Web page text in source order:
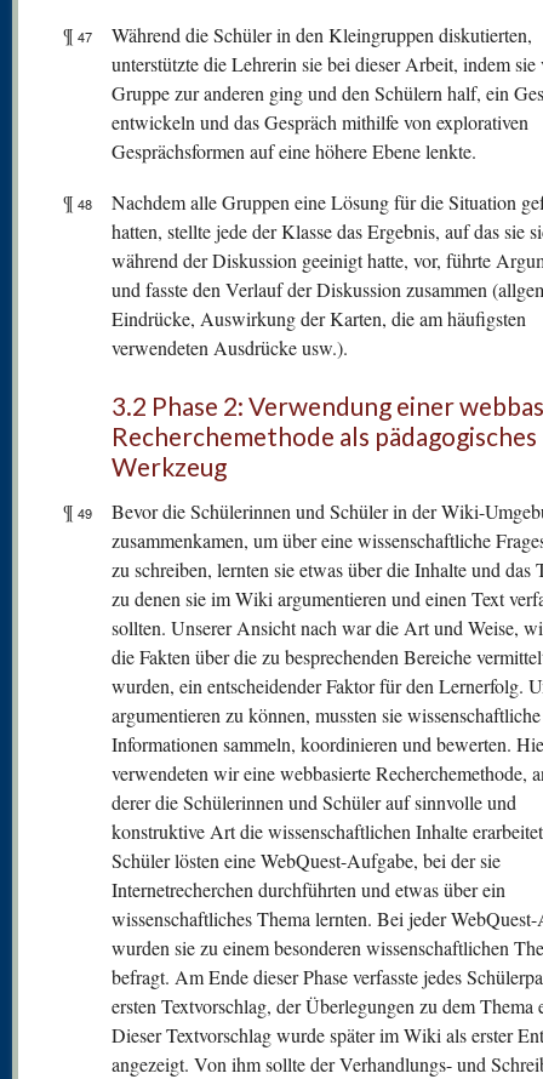
¶ 47
Während die Schüler in den Kleingruppen diskutierten,
unterstützte die Lehrerin sie bei dieser Arbeit, indem sie
Gruppe zur anderen ging und den Schülern half, ein
entwickeln und das Gespräch mithilfe von explorativen
Gesprächsformen auf eine höhere Ebene lenkte.
¶ 48
Nachdem alle Gruppen eine Lösung für die Situation
hatten, stellte jede der Klasse das Ergebnis, auf das sie
während der Diskussion geeinigt hatte, vor, führte
und fasste den Verlauf der Diskussion zusammen
Eindrücke, Auswirkung der Karten, die am häufigsten
verwendeten Ausdrücke usw.).
3.2 Phase 2: Verwendung einer
Recherchemethode als pädagogisches
Werkzeug
¶ 49
Bevor die Schülerinnen und Schüler in der Wiki-
zusammenkamen, um über eine wissenschaftliche
zu schreiben, lernten sie etwas über die Inhalte und das
zu denen sie im Wiki argumentieren und einen Text
sollten. Unserer Ansicht nach war die Art und Weise,
die Fakten über die zu besprechenden Bereiche
wurden, ein entscheidender Faktor für den Lernerfolg.
argumentieren zu können, mussten sie wissenschaftliche
Informationen sammeln, koordinieren und bewerten.
verwendeten wir eine webbasierte Recherchemethode,
derer die Schülerinnen und Schüler auf sinnvolle und
konstruktive Art die wissenschaftlichen Inhalte
Schüler lösten eine WebQuest-Aufgabe, bei der sie
Internetrecherchen durchführten und etwas über ein
wissenschaftliches Thema lernten. Bei jeder
wurden sie zu einem besonderen wissenschaftlichen
befragt. Am Ende dieser Phase verfasste jedes
ersten Textvorschlag, der Überlegungen zu dem Thema
Dieser Textvorschlag wurde später im Wiki als erster
angezeigt. Von ihm sollte der Verhandlungs- und